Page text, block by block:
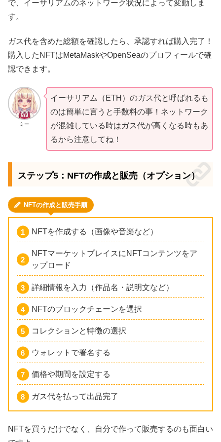
で、イーサリアムのネットワーク状況によって変動しま
す。
ガス代を含めた総額を確認したら、承認すれば購入完了！
購入したNFTはMetaMaskやOpenSeaのプロフィールで確
認できます。
ミー
イーサリアム（ETH）のガス代と呼ばれるも
のは簡単に言うと手数料の事！ネットワーク
が混雑している時はガス代が高くなる時もあ
るから注意してね！
ステップ5：NFTの作成と販売（オプション）
NFTの作成と販売手順
NFTを作成する（画像や音楽など）
NFTマーケットプレイスにNFTコンテンツをア
ップロード
詳細情報を入力（作品名・説明文など）
NFTのブロックチェーンを選択
コレクションと特徴の選択
ウォレットで署名する
価格や期間を設定する
ガス代を払って出品完了
NFTを買うだけでなく、自分で作って販売するのも面白い